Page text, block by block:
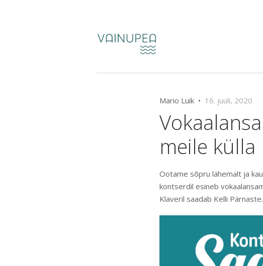
Mario Luik • 16. juuli, 2020
meile külla
Ootame sõpru lähemalt ja
kontserdil esineb
Klaveril saadab Kelli